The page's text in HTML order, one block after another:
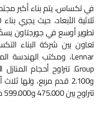
في تكساس، يتم بناء أكبر
تطوير أوسع في جورجتاون
و2.100 قدم مربع، ولها
تتراوح بين 475.000 و599.000 دولار.